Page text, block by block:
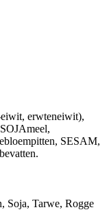
erwteneiwit),
SESAM,
Soja, Tarwe, Rogge